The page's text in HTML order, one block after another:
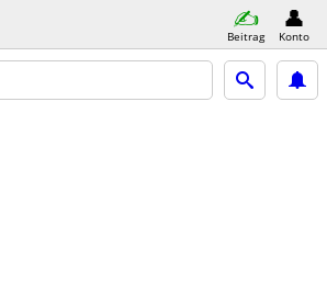
Beitrag Konto